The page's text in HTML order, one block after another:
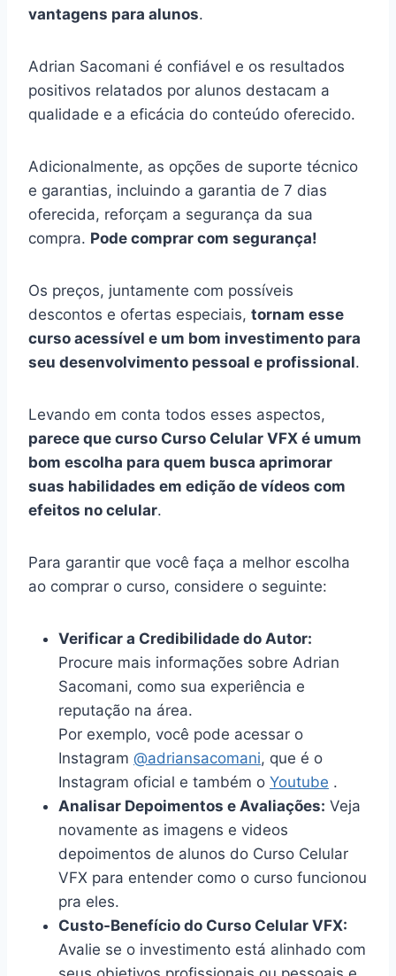
vantagens para alunos.
Adrian Sacomani é confiável e os resultados
positivos relatados por alunos destacam a
qualidade e a eficácia do conteúdo oferecido.
Adicionalmente, as opções de suporte técnico
e garantias, incluindo a garantia de 7 dias
oferecida, reforçam a segurança da sua
compra. Pode comprar com segurança!
Os preços, juntamente com possíveis
descontos e ofertas especiais, tornam esse
curso acessível e um bom investimento para
seu desenvolvimento pessoal e profissional.
Levando em conta todos esses aspectos,
parece que curso Curso Celular VFX é umum
bom escolha para quem busca aprimorar
suas habilidades em edição de vídeos com
efeitos no celular.
Para garantir que você faça a melhor escolha
ao comprar o curso, considere o seguinte:
Verificar a Credibilidade do Autor:
Procure mais informações sobre Adrian
Sacomani, como sua experiência e
reputação na área.
Por exemplo, você pode acessar o
Instagram @adriansacomani, que é o
Instagram oficial e também o Youtube .
Analisar Depoimentos e Avaliações: Veja
novamente as imagens e videos
depoimentos de alunos do Curso Celular
VFX para entender como o curso funcionou
pra eles.
Custo-Benefício do Curso Celular VFX:
Avalie se o investimento está alinhado com